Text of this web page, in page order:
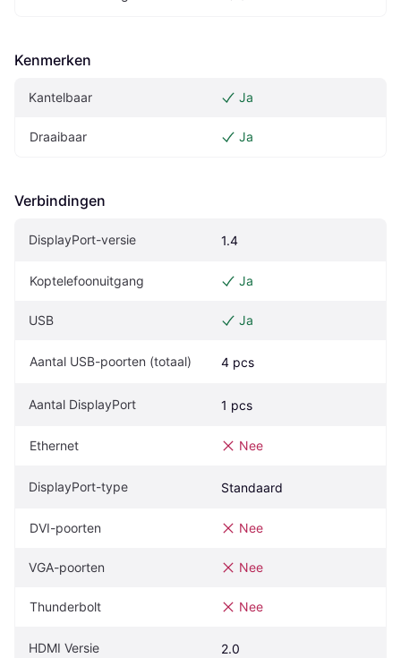
Kenmerken
Kantelbaar Ja
Draaibaar Ja
Verbindingen
DisplayPort-versie 1.4
Koptelefoonuitgang Ja
USB Ja
Aantal USB-poorten (totaal) 4 pcs
Aantal DisplayPort 1 pcs
Ethernet Nee
DisplayPort-type Standaard
DVI-poorten Nee
VGA-poorten Nee
Thunderbolt Nee
HDMI Versie 2.0